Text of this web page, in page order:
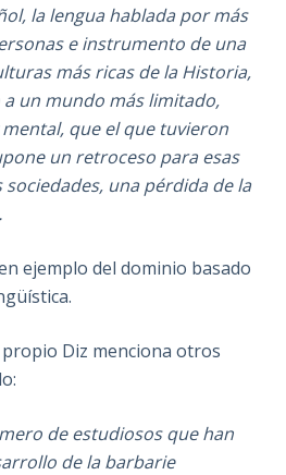
la lengua hablada por más
e instrumento de una
más ricas de la Historia,
a un mundo más limitado,
que el que tuvieron
un retroceso para esas
sociedades, una pérdida de la
ejemplo del dominio basado
propio Diz menciona otros
de estudiosos que han
de la barbarie